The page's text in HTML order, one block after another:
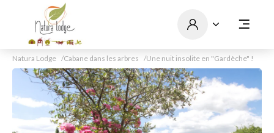
Natura Lodge Cabane dans les arbres Une nuit insolite en "Gardèche" !